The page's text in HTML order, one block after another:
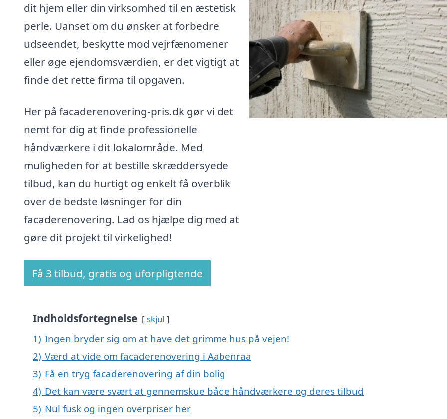
dit hjem eller din virksomhed til en æstetisk
perle. Uanset om du ønsker at forbedre
udseendet, beskytte mod vejrfænomener
eller øge ejendomsværdien, er det vigtigt at
finde det rette firma til opgaven.
Her på facaderenovering-pris.dk gør vi det
nemt for dig at finde professionelle
håndværkere i dit lokalområde. Med
muligheden for at bestille skræddersyede
tilbud, kan du hurtigt og enkelt få overblik
over de bedste løsninger for din
facaderenovering. Lad os hjælpe dig med at
gøre dit projekt til virkelighed!
Få 3 tilbud, gratis og uforpligtende
Indholdsfortegnelse skjul
1) Ingen bryder sig om at have det grimme hus på vejen!
2) Værd at vide om facaderenovering i Aabenraa
3) Få en tryg facaderenovering af din bolig
4) Det kan være svært at gennemskue både håndværkere og deres tilbud
5) Nul fusk og ingen overpriser her